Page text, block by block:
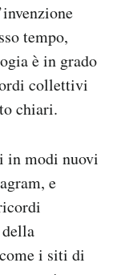
tempo,
è in grado
collettivi
chiari.
in modi nuovi
e
i siti di